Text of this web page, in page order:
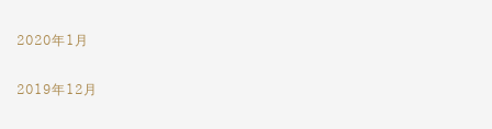
2020年1月
2019年12月